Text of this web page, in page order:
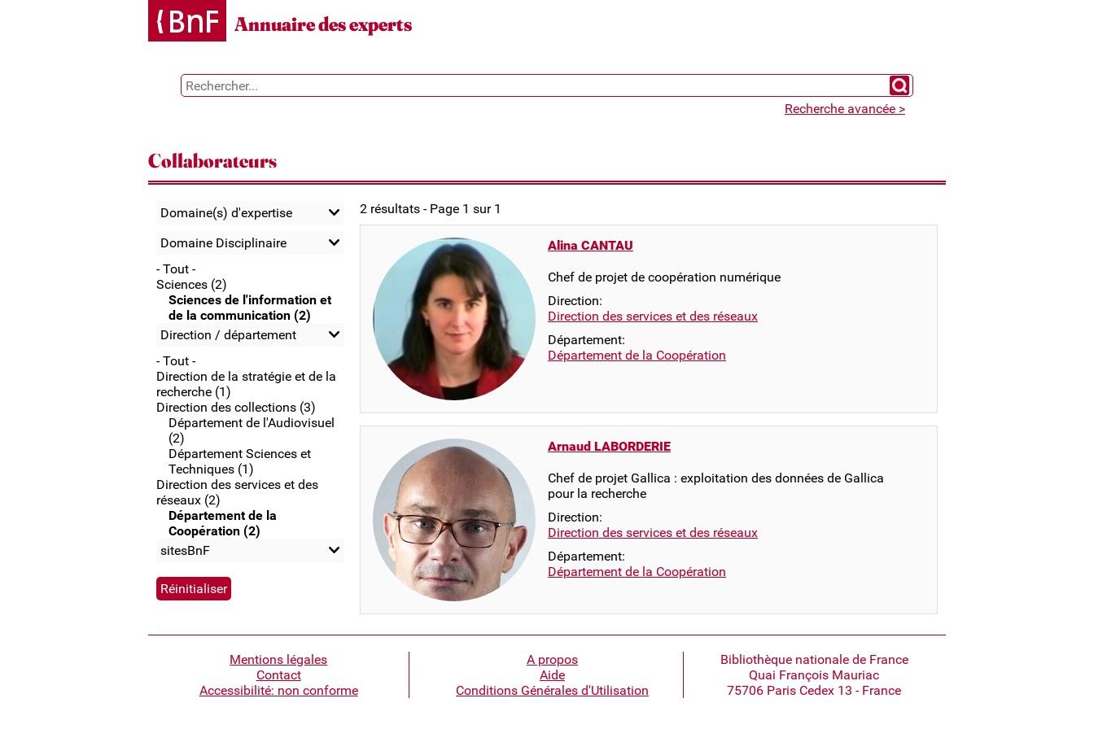
Annuaire des experts
Chercher un expert
Recherche avancée >
Collaborateurs
Domaine(s) d'expertise
Domaine Disciplinaire
- Tout -
Sciences (2)
Sciences de l'information et
de la communication (2)
Direction / département
- Tout -
Direction de la stratégie et de la
recherche (1)
Direction des collections (3)
Département de l'Audiovisuel
(2)
Département Sciences et
Techniques (1)
Direction des services et des
réseaux (2)
Département de la
Coopération (2)
sitesBnF
2 résultats - Page 1 sur 1
Alina CANTAU
Chef de projet de coopération numérique
Direction:
Direction des services et des réseaux
Département:
Département de la Coopération
Arnaud LABORDERIE
Chef de projet Gallica : exploitation des données de Gallica
pour la recherche
Direction:
Direction des services et des réseaux
Département:
Département de la Coopération
Mentions légales
Contact
Accessibilité: non conforme
A propos
Aide
Conditions Générales d'Utilisation
Bibliothèque nationale de France
Quai François Mauriac
75706 Paris Cedex 13 - France